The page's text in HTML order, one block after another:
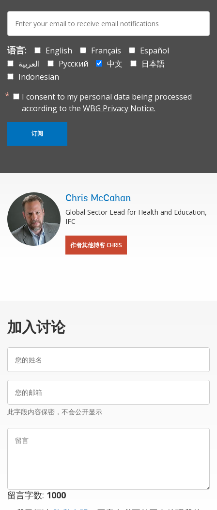
mail:
语言: English Français
Español
العربية
Русский 中文
日本語
Indonesian
I consent to my personal data being processed
according to the WBG Privacy Notice.
订阅
Chris McCahan
Global Sector Lead for Health and Education,
IFC
作者其他博客 CHRIS
加入讨论
邮
此字段内容保密，不会公开显示
留言字数: 1000